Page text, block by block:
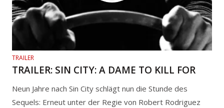
TRAILER
TRAILER: SIN CITY: A DAME TO KILL FOR
Neun Jahre nach Sin City schlägt nun die Stunde des
Sequels: Erneut unter der Regie von Robert Rodriguez